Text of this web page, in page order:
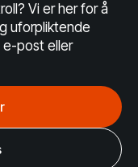
Vi er her for å
uforpliktende
e-post eller